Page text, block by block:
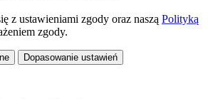
z ustawieniami zgody oraz naszą Polityką
zgody.
Dopasowanie ustawień